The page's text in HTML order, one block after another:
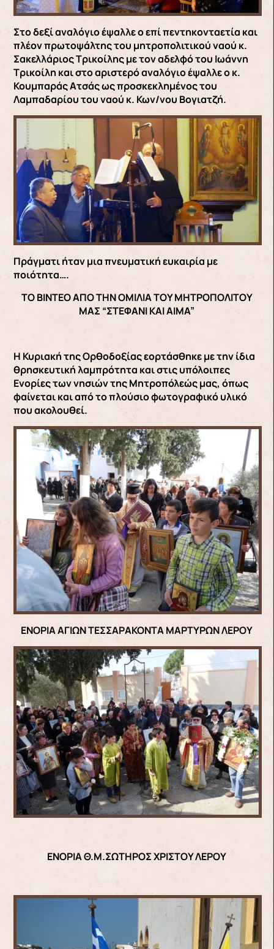
Στο δεξί αναλόγιο έψαλλε ο επί πεντηκονταετία και
πλέον πρωτοψάλτης του μητροπολιτικού ναού κ.
Σακελλάριος Τρικοίλης με τον αδελφό του Ιωάννη
Τρικοίλη και στο αριστερό αναλόγιο έψαλλε ο κ.
Κουμπαράς Ατσάς ως προσκεκλημένος του
Λαμπαδαρίου του ναού κ. Κων/νου Βογιατζή.
Πράγματι ήταν μια πνευματική ευκαιρία με
ποιότητα….
ΤΟ ΒΙΝΤΕΟ ΑΠΟ ΤΗΝ ΟΜΙΛΙΑ ΤΟΥ ΜΗΤΡΟΠΟΛΙΤΟΥ
ΜΑΣ “ΣΤΕΦΑΝΙ ΚΑΙ ΑΙΜΑ”
Η Κυριακή της Ορθοδοξίας εορτάσθηκε με την ίδια
θρησκευτική λαμπρότητα και στις υπόλοιπες
Ενορίες των νησιών της Μητροπόλεώς μας, όπως
φαίνεται και από το πλούσιο φωτογραφικό υλικό
που ακολουθεί.
ΕΝΟΡΙΑ ΑΓΙΩΝ ΤΕΣΣΑΡΑΚΟΝΤΑ ΜΑΡΤΥΡΩΝ ΛΕΡΟΥ
ΕΝΟΡΙΑ Θ.Μ.ΣΩΤΗΡΟΣ ΧΡΙΣΤΟΥ ΛΕΡΟΥ